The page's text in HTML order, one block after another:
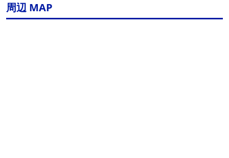
周辺 MAP